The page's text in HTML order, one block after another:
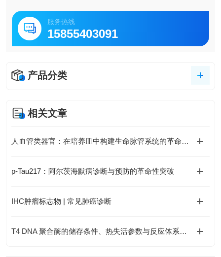
服务热线
15855403091
产品分类
相关文章
人血管类器官：在培养皿中构建生命脉管系统的革命性模型
p-Tau217：阿尔茨海默病诊断与预防的革命性突破
IHC肿瘤标志物 | 常见肺癌诊断
T4 DNA 聚合酶的储存条件、热失活参数与反应体系优化